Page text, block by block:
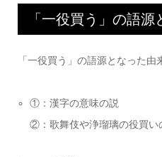
「一役買う」の語源
「一役買う」の語源となった由
①：漢字の意味の説
②：歌舞伎や浄瑠璃の役買い